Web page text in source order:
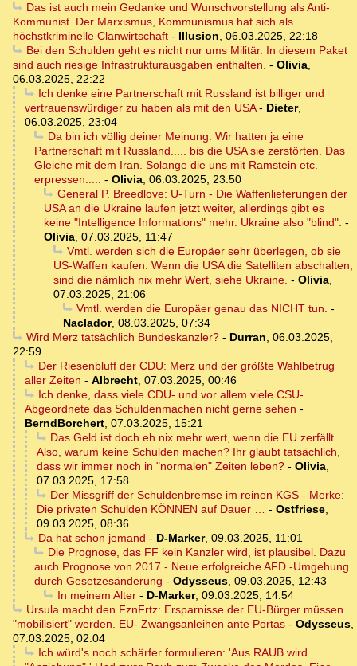
Das ist auch mein Gedanke und Wunschvorstellung als Anti-
Kommunist. Der Marxismus, Kommunismus hat sich als
höchstkriminelle Clanwirtschaft - Illusion, 06.03.2025, 22:18
Bei den Schulden geht es nicht nur ums Militär. In diesem Paket
sind auch riesige Infrastrukturausgaben enthalten. - Olivia,
06.03.2025, 22:22
Ich denke eine Partnerschaft mit Russland ist billiger und
vertrauenswürdiger zu haben als mit den USA- Dieter,
06.03.2025, 23:04
Da bin ich völlig deiner Meinung. Wir hatten ja eine
Partnerschaft mit Russland..... bis die USA sie zerstörten. Das
Gleiche mit dem Iran. Solange die uns mit Ramstein etc.
erpressen..... - Olivia, 06.03.2025, 23:50
General P. Breedlove: U-Turn - Die Waffenlieferungen der
USA an die Ukraine laufen jetzt weiter, allerdings gibt es
keine "Intelligence Informations" mehr. Ukraine also "blind". -
Olivia, 07.03.2025, 11:47
Vmtl. werden sich die Europäer sehr überlegen, ob sie
US-Waffen kaufen. Wenn die USA die Satelliten abschalten,
sind die nämlich nix mehr Wert, siehe Ukraine. - Olivia,
07.03.2025, 21:06
Vmtl. werden die Europäer genau das NICHT tun. -
Naclador, 08.03.2025, 07:34
Wird Merz tatsächlich Bundeskanzler?- Durran, 06.03.2025,
22:59
Der Riesenbluff der CDU: Merz und der größte Wahlbetrug
aller Zeiten - Albrecht, 07.03.2025, 00:46
Ich denke, dass viele CDU- und vor allem viele CSU-
Abgeordnete das Schuldenmachen nicht gerne sehen -
BerndBorchert, 07.03.2025, 15:21
Das Geld ist doch eh nix mehr wert, wenn die EU zerfällt......
Also, warum keine Schulden machen? Ihr glaubt tatsächlich,
dass wir immer noch in "normalen" Zeiten leben? - Olivia,
07.03.2025, 17:58
Der Missgriff der Schuldenbremse im reinen KGS - Merke:
Die privaten Schulden KÖNNEN auf Dauer … - Ostfriese,
09.03.2025, 08:36
Da hat schon jemand - D-Marker, 09.03.2025, 11:01
Die Prognose, das FF kein Kanzler wird, ist plausibel. Dazu
auch Prognose von 2017 - Neue erfolgreiche AFD -Umgehung
durch Gesetzesänderung - Odysseus, 09.03.2025, 12:43
In meinem Alter- D-Marker, 09.03.2025, 14:54
Ursula macht den FznFrtz: Ersparnisse der EU-Bürger müssen
"mobilisiert" werden. EU- Zwangsanleihen ante Portas - Odysseus,
07.03.2025, 02:04
Ich würd's noch schärfer formulieren: 'Aus RAUB wird